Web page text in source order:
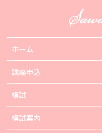
ホーム
講座申込
模試
模試案内